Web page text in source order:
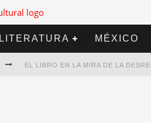
LITERATURA MÉXICO
EL LIBRO EN LA MIRA DE LA